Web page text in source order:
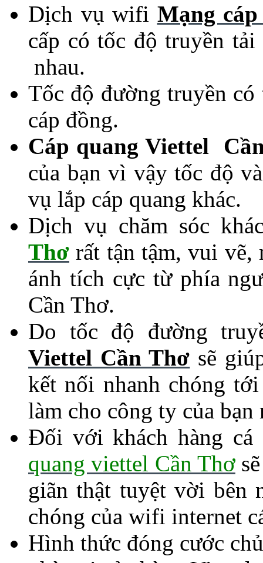
Dịch vụ wifi Mạng
cấp có tốc độ truyền
nhau.
Tốc độ đường truyền
cáp đồng.
Cáp quang Viettel
của bạn vì vậy tốc độ
vụ lắp cáp quang khác.
Dịch vụ chăm sóc
Thơ rất tận tậm, vui vẽ,
ánh tích cực từ phía
Cần Thơ.
Do tốc độ đường
Viettel Cần Thơ sẽ
kết nối nhanh chóng
làm cho công ty của
Đối với khách hàng
quang viettel Cần Thơ
giãn thật tuyệt vời bên
chóng của wifi internet
Hình thức đóng cước